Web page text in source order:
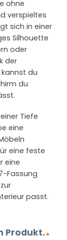
ohne
verspieltes
sich in einer
Silhouette
oder
der
du
du
Tiefe
eine
eine feste
eine
Fassung
passt.
Produkt.